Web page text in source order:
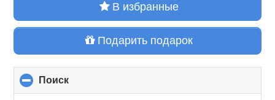
В избранные
Подарить подарок
Поиск
to